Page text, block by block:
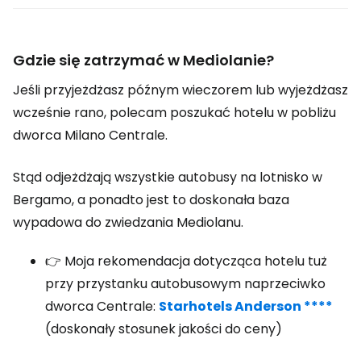
Gdzie się zatrzymać w Mediolanie?
Jeśli przyjeżdżasz późnym wieczorem lub wyjeżdżasz
wcześnie rano, polecam poszukać hotelu w pobliżu
dworca Milano Centrale.
Stąd odjeżdżają wszystkie autobusy na lotnisko w
Bergamo, a ponadto jest to doskonała baza
wypadowa do zwiedzania Mediolanu.
👉 Moja rekomendacja dotycząca hotelu tuż
przy przystanku autobusowym naprzeciwko
dworca Centrale: Starhotels Anderson ****
(doskonały stosunek jakości do ceny)